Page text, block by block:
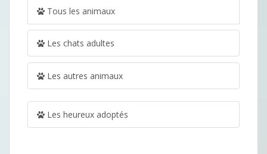
Tous les animaux
Les chats adultes
Les autres animaux
Les heureux adoptés